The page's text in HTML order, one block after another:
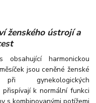
ženského ústrojí a
obsahující harmonickou
jsou ceněné ženské
gynekologických
k normální funkci